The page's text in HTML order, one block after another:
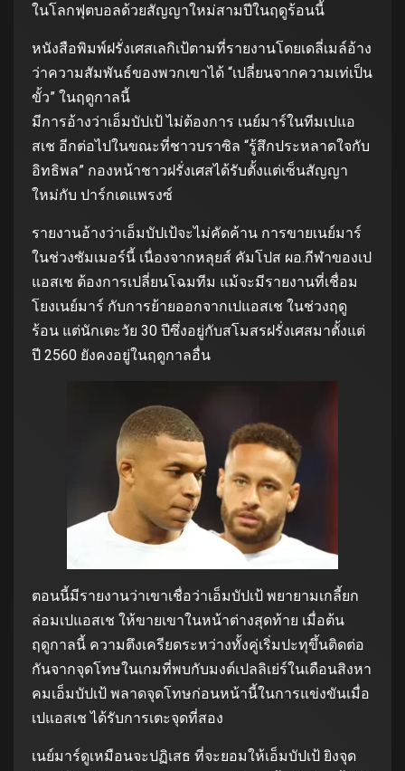
ในโลกฟุตบอลด้วยสัญญาใหม่สามปีในฤดูร้อนนี้
หนังสือพิมพ์ฝรั่งเศสเลกิเป้ตามที่รายงานโดยเดลี่เมล์อ้าง
ว่าความสัมพันธ์ของพวกเขาได้ “เปลี่ยนจากความเท่เป็น
ขั้ว” ในฤดูกาลนี้
มีการอ้างว่าเอ็มบัปเป้ ไม่ต้องการ เนย์มาร์ในทีมเปแอ
สเช อีกต่อไปในขณะที่ชาวบราซิล “รู้สึกประหลาดใจกับ
อิทธิพล” กองหน้าชาวฝรั่งเศสได้รับตั้งแต่เซ็นสัญญา
ใหม่กับ ปาร์กเดแพรงซ์
รายงานอ้างว่าเอ็มบัปเป้จะไม่คัดค้าน การขายเนย์มาร์
ในช่วงซัมเมอร์นี้ เนื่องจากหลุยส์ คัมโปส ผอ.กีฬาของเป
แอสเช ต้องการเปลี่ยนโฉมทีม แม้จะมีรายงานที่เชื่อม
โยงเนย์มาร์ กับการย้ายออกจากเปแอสเช ในช่วงฤดู
ร้อน แต่นักเตะวัย 30 ปีซึ่งอยู่กับสโมสรฝรั่งเศสมาตั้งแต่
ปี 2560 ยังคงอยู่ในฤดูกาลอื่น
ตอนนี้มีรายงานว่าเขาเชื่อว่าเอ็มบัปเป้ พยายามเกลี้ยก
ล่อมเปแอสเช ให้ขายเขาในหน้าต่างสุดท้าย เมื่อต้น
ฤดูกาลนี้ ความตึงเครียดระหว่างทั้งคู่เริ่มปะทุขึ้นติดต่อ
กันจากจุดโทษในเกมที่พบกับมงต์เปลลิเย่ร์ในเดือนสิงหา
คมเอ็มบัปเป้ พลาดจุดโทษก่อนหน้านี้ในการแข่งขันเมื่อ
เปแอสเช ได้รับการเตะจุดที่สอง
เนย์มาร์ดูเหมือนจะปฏิเสธ ที่จะยอมให้เอ็มบัปเป้ ยิงจุด